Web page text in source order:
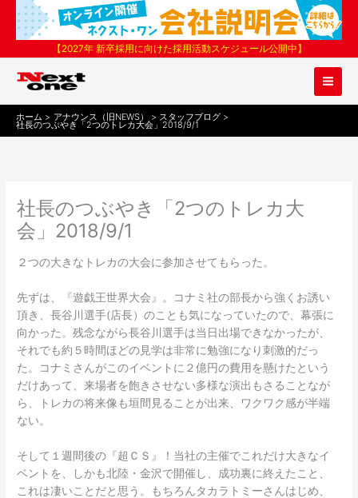
ス
【2027年 新卒採用に向けた採用活動スケジュール公開中】
ホーム アナウンス（旧NEWS） スタッフブログ
社長のつぶやき「2つのトレカ大会」2018/9/1
社長のつぶやき「2つのトレカ大
会」2018/9/1
２つの大きなトレカの大会に参加させてもらった。
先ずは、『遊戯王世界大会』。コナミ社の部長から強くお誘い
頂き、長谷川選手(店長）のことも気になっていたので、幕張に
向かった。残念ながら長谷川選手は当日出場できなかったが、
それでも約５時間ほどの見学は非常に勉強になり刺激的だっ
た。コナミさんがこのイベントに２億円の費用を懸けたという
だけあって、来場者を飽きさせない多様な演出もさることなが
ら、トレカの将来像も垣間見ることが出来、ワクワク感が半端
ない。
そして１週間後の『超ＣＳ』！当社の主催でこれだけ大きなイ
ベントを、しかも北陸・金沢で開催し、成功裏に終えたこと、
これは凄いことだと思う。もちろんタカラトミーさんはじめ、